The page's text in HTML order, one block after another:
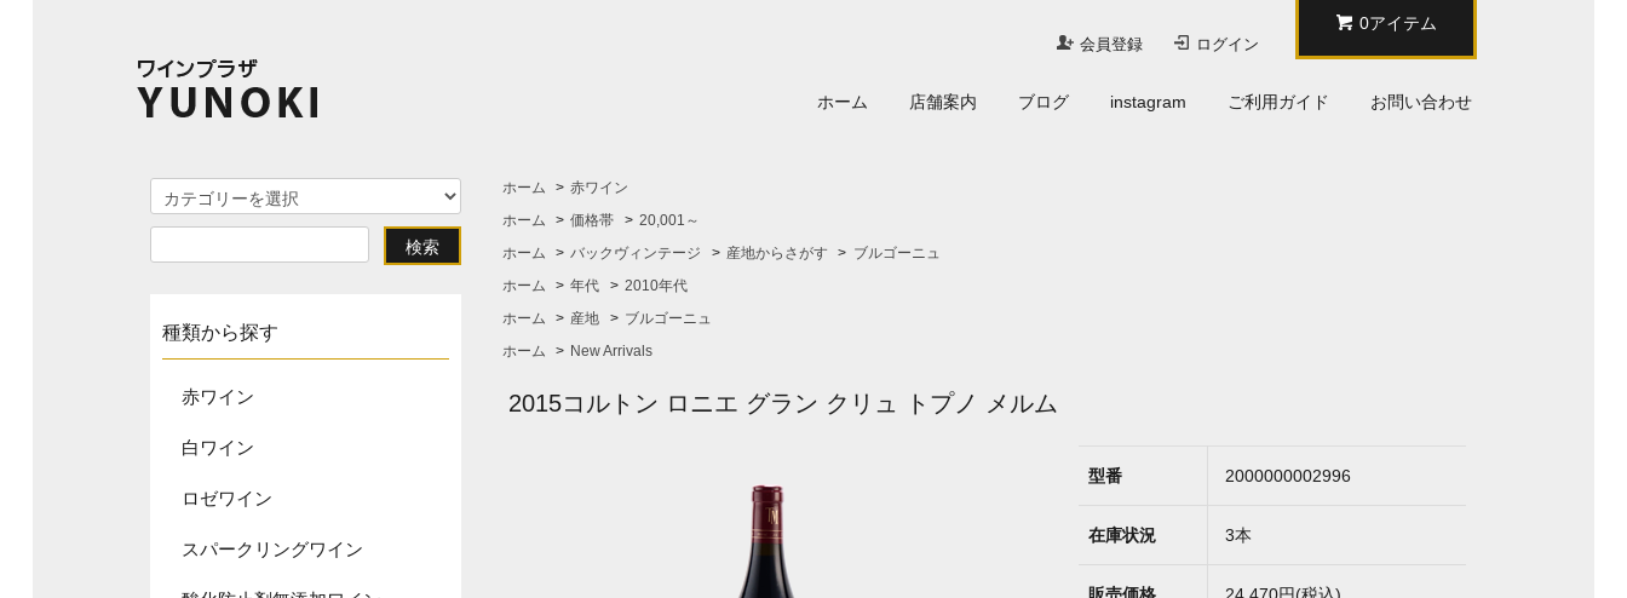
0アイテム
会員登録 ログイン
ホーム 店舗案内 ブログ instagram ご利用ガイド お問い合わせ
ホーム > 赤ワイン
ホーム
> 価格帯 > 20,001～
ホーム
> バックヴィンテージ > 産地からさがす > ブルゴーニュ
ホーム
> 年代 > 2010年代
ホーム
> 産地 > ブルゴーニュ
ホーム
> New Arrivals
2015コルトン ロニエ グラン クリュ トプノ メルム
型番 2000000002996
在庫状況 3本
販売価格 24,470円(税込)
種類から探す
赤ワイン
白ワイン
ロゼワイン
スパークリングワイン